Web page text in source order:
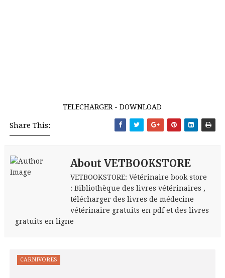
TELECHARGER - DOWNLOAD
Share This:
About VETBOOKSTORE
VETBOOKSTORE: Vétérinaire book store
: Bibliothèque des livres vétérinaires ,
télécharger des livres de médecine
vétérinaire gratuits en pdf et des livres
gratuits en ligne
CARNIVORES